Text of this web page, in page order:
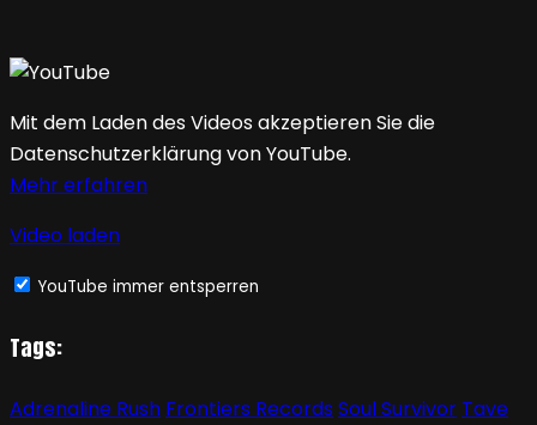
Mit dem Laden des Videos akzeptieren Sie die
Datenschutzerklärung von YouTube.
Mehr erfahren
Video laden
YouTube immer entsperren
Tags:
Adrenaline Rush Frontiers Records Soul Survivor Tave